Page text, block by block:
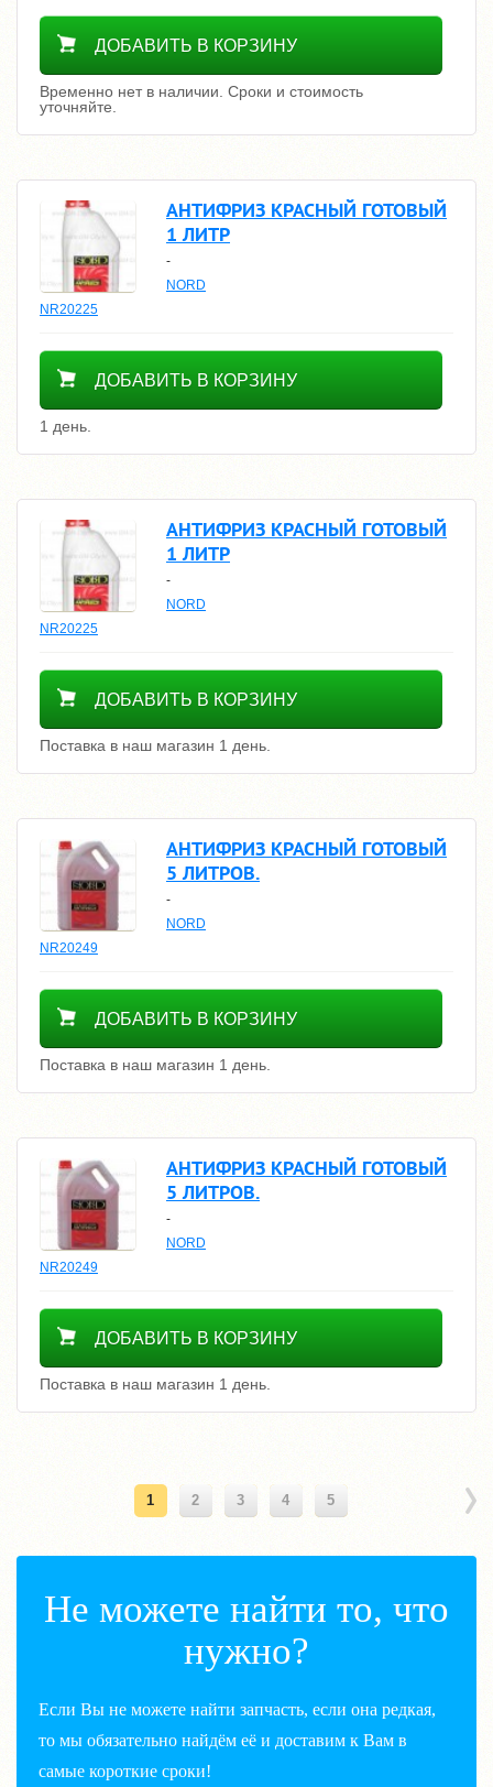
Уточнить цену
ДОБАВИТЬ В КОРЗИНУ
Временно нет в наличии. Сроки и стоимость
уточняйте.
АНТИФРИЗ КРАСНЫЙ ГОТОВЫЙ
1 ЛИТР
-
NORD
NR20225
400
ДОБАВИТЬ В КОРЗИНУ
1 день.
АНТИФРИЗ КРАСНЫЙ ГОТОВЫЙ
1 ЛИТР
-
NORD
NR20225
400
ДОБАВИТЬ В КОРЗИНУ
Поставка в наш магазин 1 день.
АНТИФРИЗ КРАСНЫЙ ГОТОВЫЙ
5 ЛИТРОВ.
-
NORD
NR20249
1600
ДОБАВИТЬ В КОРЗИНУ
Поставка в наш магазин 1 день.
АНТИФРИЗ КРАСНЫЙ ГОТОВЫЙ
5 ЛИТРОВ.
-
NORD
NR20249
1600
ДОБАВИТЬ В КОРЗИНУ
Поставка в наш магазин 1 день.
1 2 3 4 5
Не можете найти то, что
нужно?
Если Вы не можете найти запчасть, если она редкая,
то мы обязательно найдём её и доставим к Вам в
самые короткие сроки!